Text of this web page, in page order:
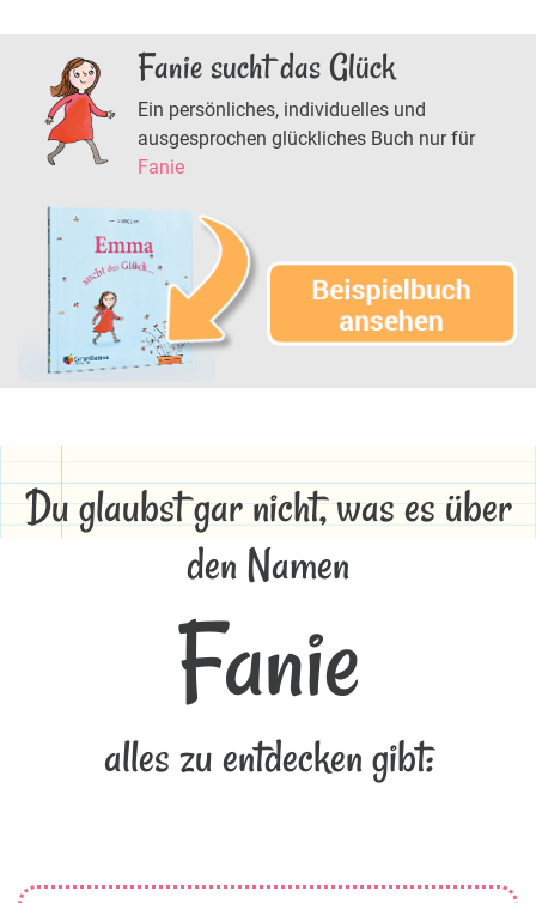
Fanie sucht das Glück
Ein persönliches, individuelles und
ausgesprochen glückliches Buch nur für
Fanie
Du glaubst gar nicht, was es über
den Namen
Fanie
alles zu entdecken gibt: